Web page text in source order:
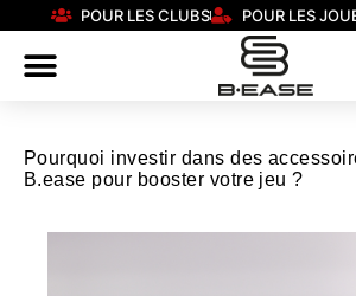
POUR LES CLUBS POUR LES
Pourquoi investir dans des
B.ease pour booster votre jeu ?